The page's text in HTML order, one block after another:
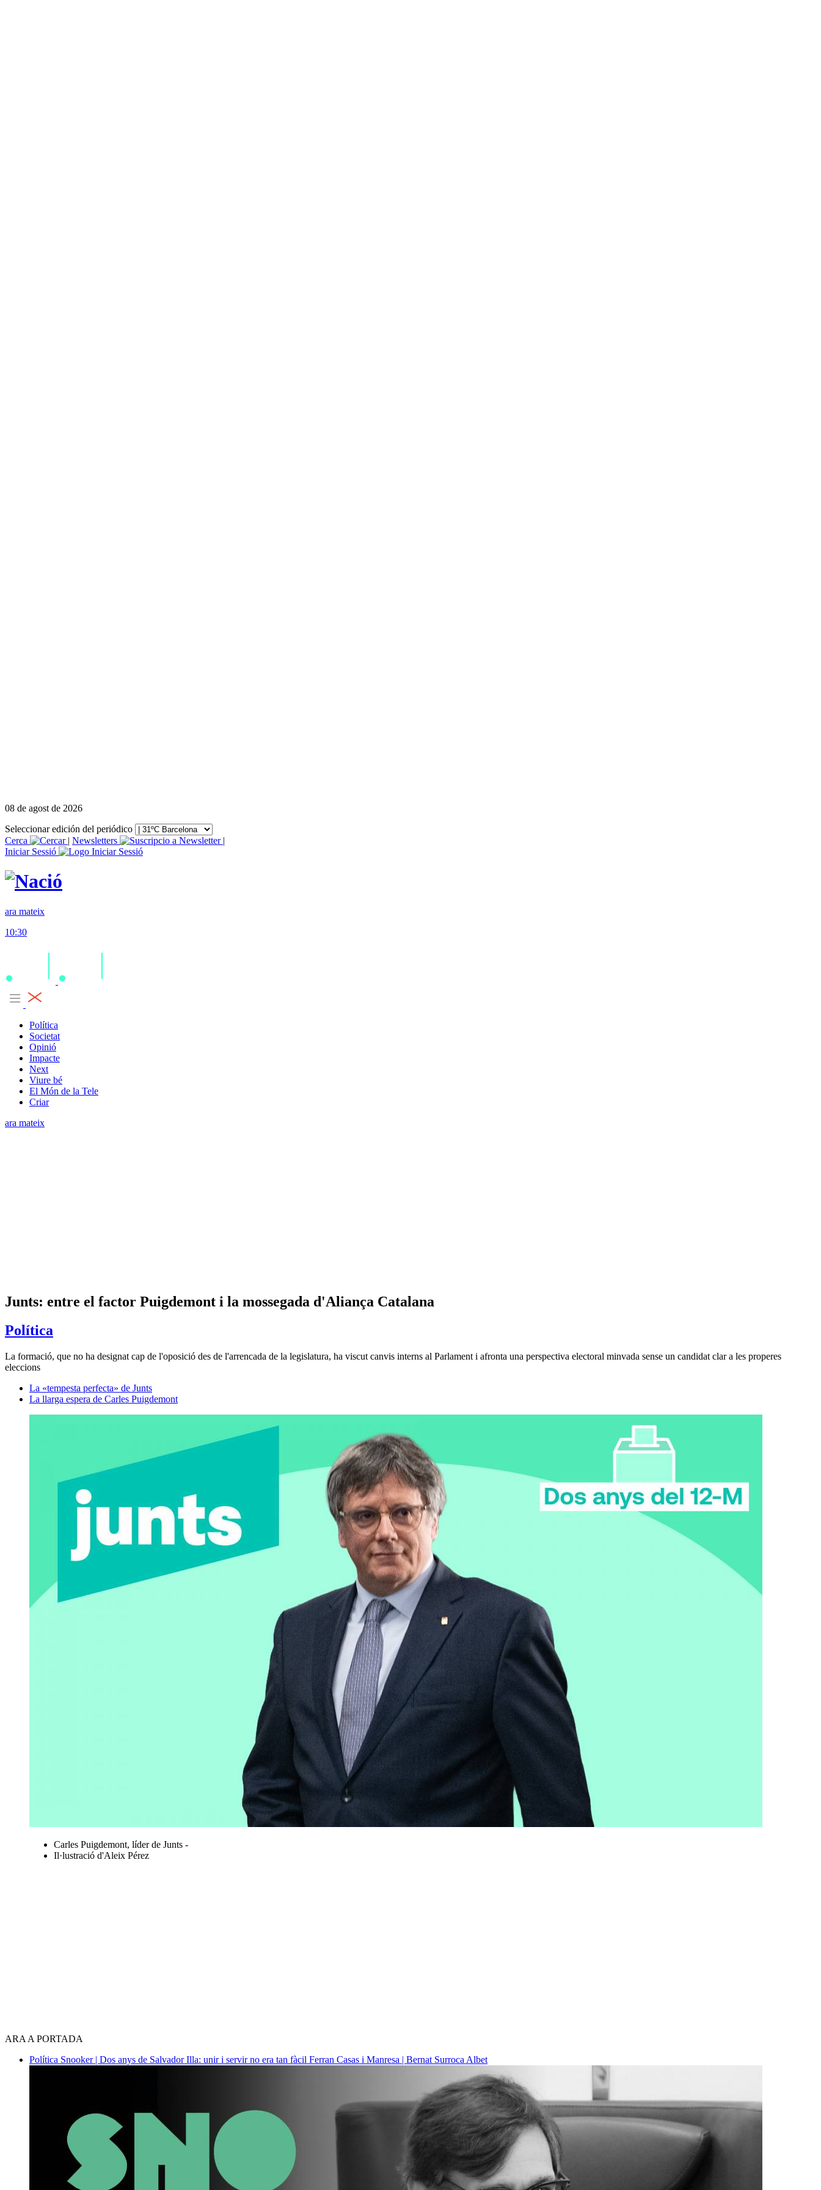
08 de agost de 2026
Seleccionar edición del periódico
Cerca
| Newsletters
|
Iniciar Sessió
ara mateix
10:30
Política
Societat
Opinió
Impacte
Next
Viure bé
El Món de la Tele
Criar
ara mateix
Junts: entre el factor Puigdemont i la mossegada d'Aliança Catalana
Política
La formació, que no ha designat cap de l'oposició des de l'arrencada de la legislatura, ha viscut canvis interns al Parlament i afronta una perspectiva electoral minvada sense un candidat clar a les properes
eleccions
La «tempesta perfecta» de Junts
La llarga espera de Carles Puigdemont
Carles Puigdemont, líder de Junts -
Il·lustració d'Aleix Pérez
ARA A PORTADA
Política Snooker | Dos anys de Salvador Illa: unir i servir no era tan fàcil Ferran Casas i Manresa | Bernat Surroca Albet